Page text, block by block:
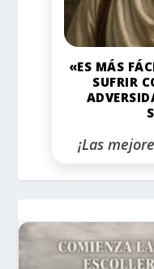
«ES MÁS
SUFRIR
¡Las